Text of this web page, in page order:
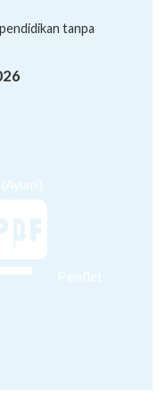
tanpa
Pamflet